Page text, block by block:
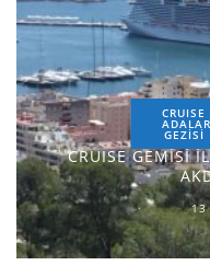
GEZİSİ
CRUISE GEMİSİ
13